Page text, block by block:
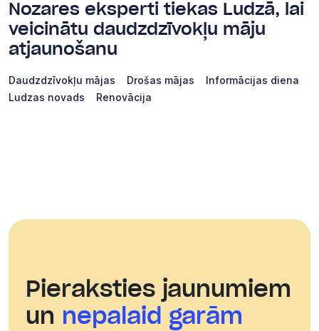
Nozares eksperti tiekas Ludzā, lai
veicinātu daudzdzīvokļu māju
atjaunošanu
Daudzdzīvokļu mājas Drošas mājas
Informācijas diena
Ludzas novads
Renovācija
Pieraksties jaunumiem
un nepalaid garām